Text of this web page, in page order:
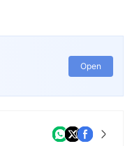
Open